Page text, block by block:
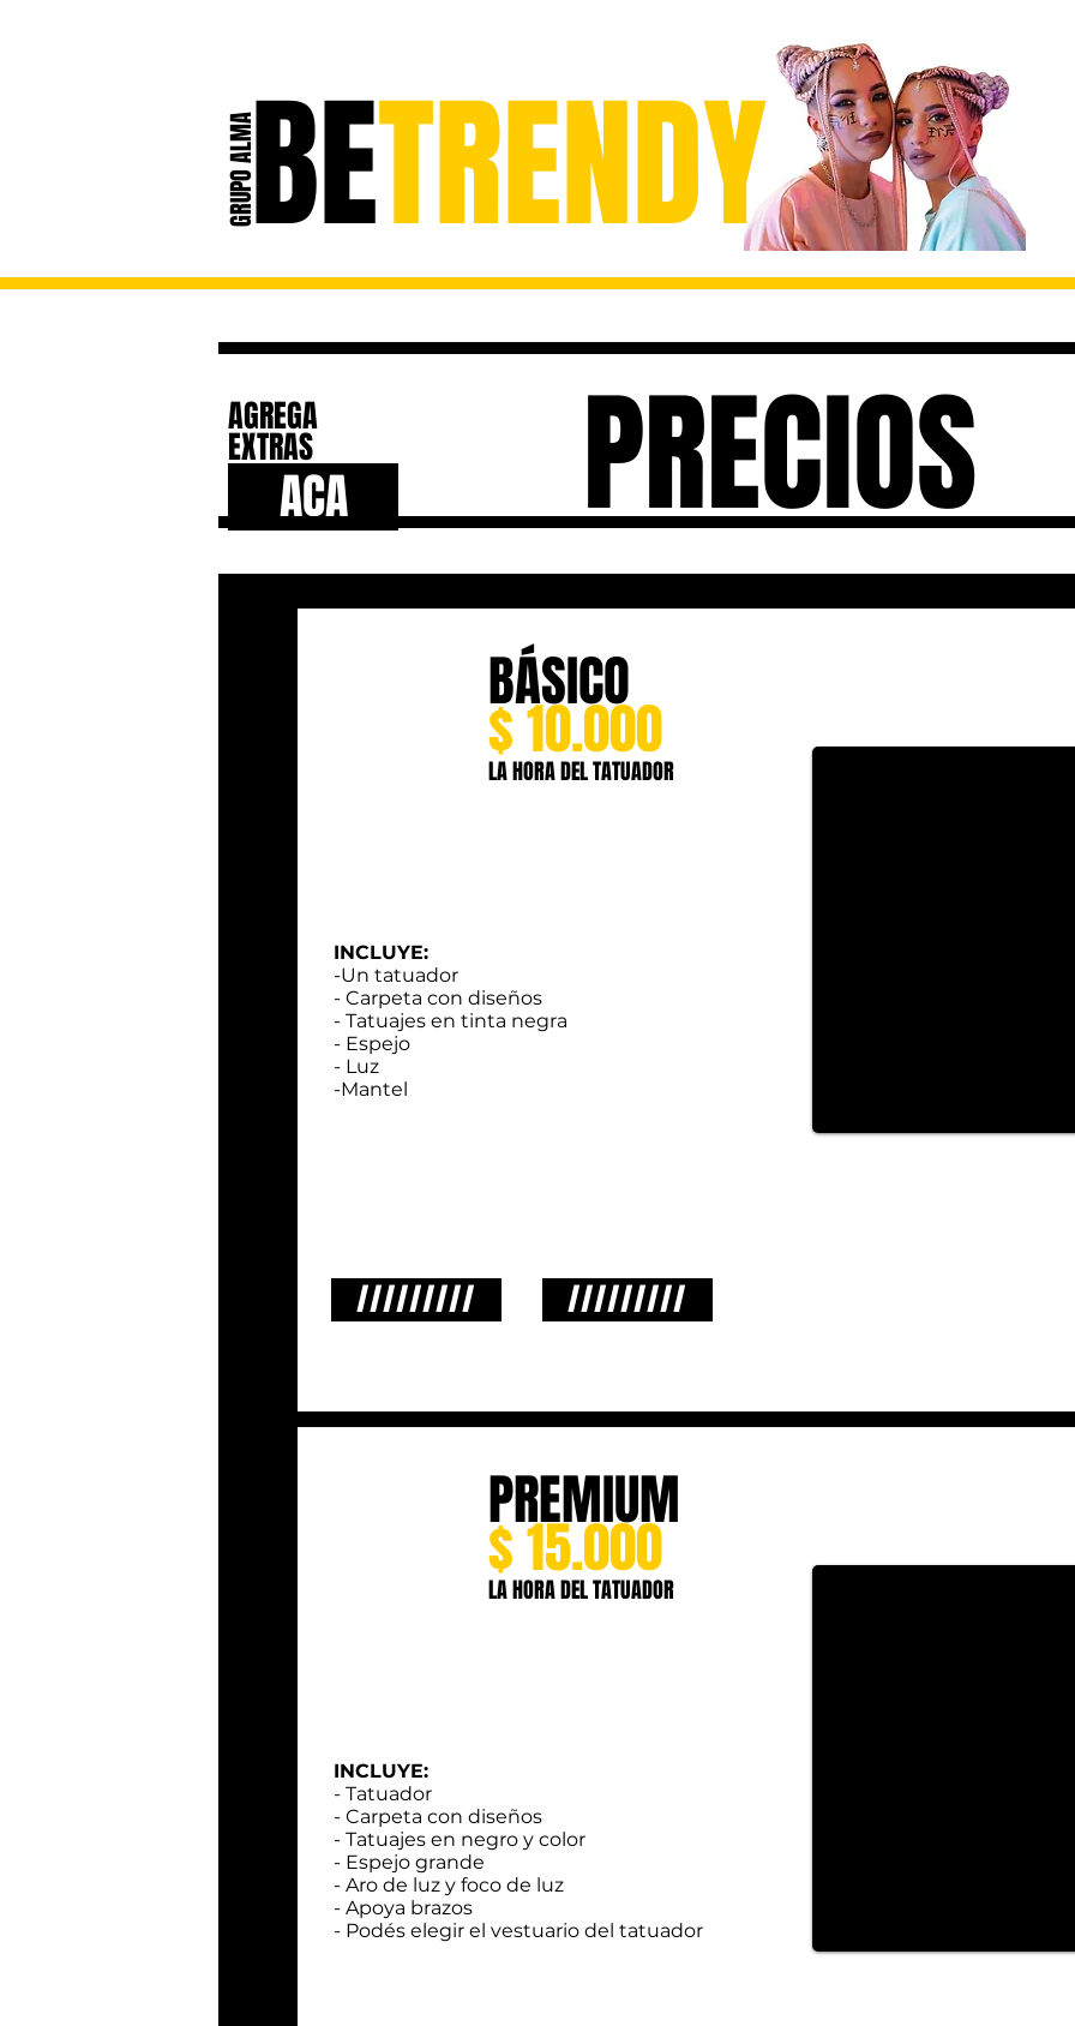
GRUPO ALMABETRENDY
PRECIOS
AGREGA
EXTRAS
ACA
BÁSICO
$ 10.000
LA HORA DEL TATUADOR
INCLUYE:
-Un tatuador
- Carpeta con diseños
- Tatuajes en tinta negra
- Espejo
- Luz
-Mantel
///////// /////////
PREMIUM
$ 15.000
LA HORA DEL TATUADOR
INCLUYE:
- Tatuador
- Carpeta con diseños
- Tatuajes en negro y color
- Espejo grande
- Aro de luz y foco de luz
- Apoya brazos
- Podés elegir el vestuario del tatuador